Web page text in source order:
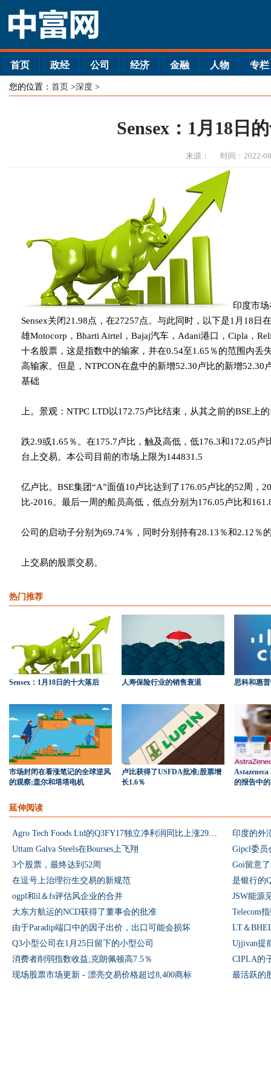
首页 政经 公司 经济 金融 人物 专栏
您的位置： 首页 >深度 >
Sensex：1月18日
来源： 时间：2022-
印度市
Sensex关闭21.98点，在27257点。与此同时，以下是1月18日
雄Motocorp，Bharti Airtel，Bajaj汽车，Adani港口，Cipla，
十名股票，这是指数中的输家，并在0.54至1.65％的范围内丢
高输家。但是，NTPCON在盘中的新增52.30卢比的新增52.30
基础
上。景观：NTPC LTD以172.75卢比结束，从其之前的BSE上
跌2.9或1.65％。在175.7卢比，触及高低，低176.3和172.05卢
台上交易。本公司目前的市场上限为144831.5
亿卢比。BSE集团“A”面值10卢比达到了176.05卢比的52周，
比-2016。最后一周的船员高低，低点分别为176.05卢比和
公司的启动子分别为69.74％，同时分别持有28.13％和2.12％
上交易的股票交易。
热门推荐
Sensex：1月18日的十大落后 人寿保险行业的销售衰退 思科和惠
市场封闭在看涨笔记的全球逆风
的观察;盖尔和塔塔电机
卢比获得了USFDA批准;股票增
长1.6％
的报告中
延伸阅读
Agro Tech Foods Ltd的Q3FY17独立净利润同比上涨29％至8.27亿卢比：击败估计数
印度的外
Uttam Galva Steels在Bourses上飞翔
Gipcl委员
3个股票，最终达到52周
Goi留意
在逗号上治理衍生交易的新规范
是银行的
ogpl和il＆fs评估风企业的合并
JSW能源
大东方航运的NCD获得了董事会的批准
由于Paradip端口中的因子出价，出口可能会损坏
LT＆
Q3小型公司在1月25日留下的小型公司
Ujjivan提
消费者削弱指数收益;克朗佩顿高7.5％
CIPLA的
现场股票市场更新 - 漂亮交易价格超过8,400商标
最活跃的